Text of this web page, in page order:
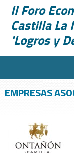
II Foro
Castilla La
'Logros y
EMPRESAS